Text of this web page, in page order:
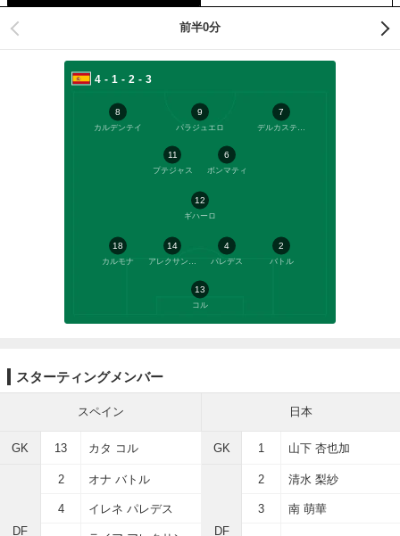
前半0分
4-1-2-3
4
パレデス
12
ギハーロ
11
プテジャス
8
カルデンテイ
6
ボンマティ
2
バトル
18
カルモナ
7
デルカスティージョ
9
パラジュエロ
13
コル
14
アレクサンドリ
スターティングメンバー
スペイン 日本
GK 13 カタ コル GK 1 山下 杏也加
DF
2 オナ バトル
DF
2 清水 梨紗
4 イレネ パレデス 3 南 萌華